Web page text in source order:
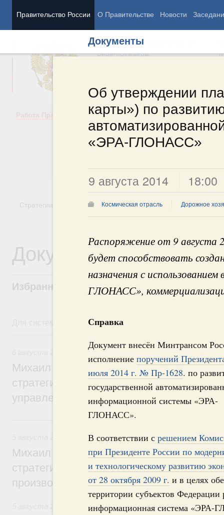
Правительство России О Правительстве Новости
Документы
Об утверждении
карты») по
«ЭРА-ГЛОНАСС»
9 августа 2014 18:00
Космическая отрасль Дорожное
Распоряжение от 9
будет способствовать
назначения с
ГЛОНАСС»,
Справка
Документ внесён Минтрансом
исполнение поручений
июля 2014 г. № Пр-1628. по
государственной
информационной системы «ЭРА-
ГЛОНАСС».
В соответствии с решением
при Президенте России по
и технологическому развитию
от 28 октября 2009 г. и в целях
территории субъектов Федерации
информационная система
Председатель Правительства
Вице-премьеры
Работа Правительства
Демография
Здоровье
Образование
Культура
Государство
Стратегии Государственные программы
Документы
Избранные документы со справками к
Для системного поиска перейдите в раздел "Поиск по
Технологическое развитие. Инновации
Михаил Мишустин дал поручения по
стратегической сессии о
управления научно-технологическим
5 августа, среда
Вопросы производительности труда и
Михаил Мишустин дал поручения по
стратегической сессии, посвящённой
производительности труда
Национальный проект «Экологическое